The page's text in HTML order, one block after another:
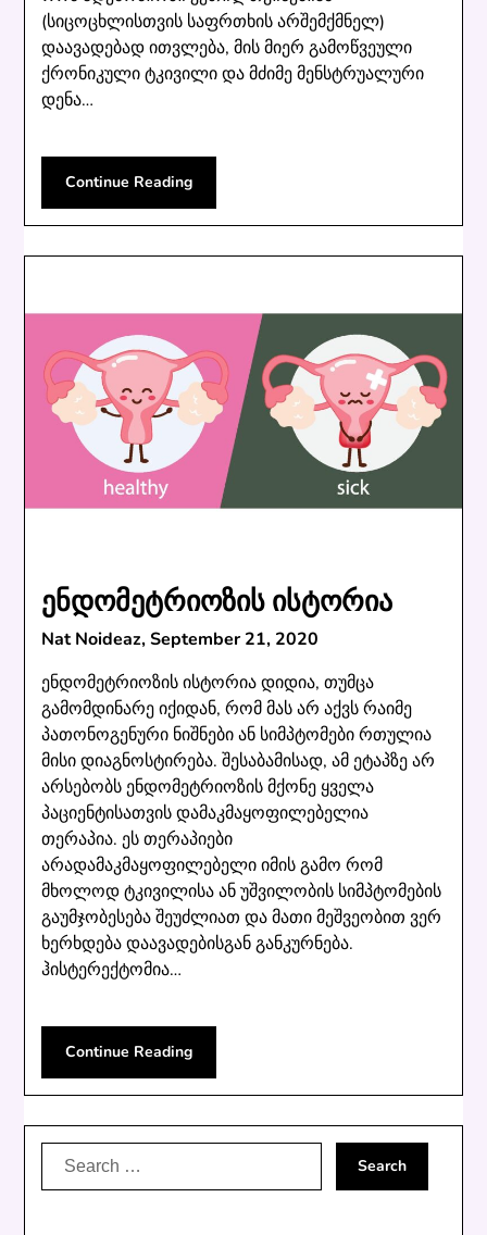
(სიცოცხლისთვის საფრთხის არშემქმნელ)
დაავადებად ითვლება, მის მიერ გამოწვეული
ქრონიკული ტკივილი და მძიმე მენსტრუალური
დენა…
Continue Reading
ენდომეტრიოზის ისტორია
Nat Noideaz,September 21, 2020
ენდომეტრიოზის ისტორია დიდია, თუმცა
გამომდინარე იქიდან, რომ მას არ აქვს რაიმე
პათონოგენური ნიშნები ან სიმპტომები რთულია
მისი დიაგნოსტირება. შესაბამისად, ამ ეტაპზე არ
არსებობს ენდომეტრიოზის მქონე ყველა
პაციენტისათვის დამაკმაყოფილებელია
თერაპია. ეს თერაპიები
არადამაკმაყოფილებელი იმის გამო რომ
მხოლოდ ტკივილისა ან უშვილობის სიმპტომების
გაუმჯობესება შეუძლიათ და მათი მეშვეობით ვერ
ხერხდება დაავადებისგან განკურნება.
ჰისტერექტომია…
Continue Reading
Search